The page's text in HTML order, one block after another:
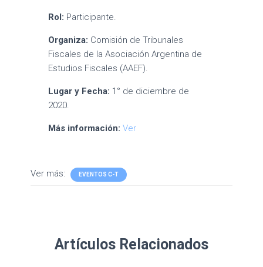
Rol: Participante.
Organiza: Comisión de Tribunales
Fiscales de la Asociación Argentina de
Estudios Fiscales (AAEF).
Lugar y Fecha: 1° de diciembre de
2020.
Más información: Ver
Ver más: EVENTOS C-T
Artículos Relacionados